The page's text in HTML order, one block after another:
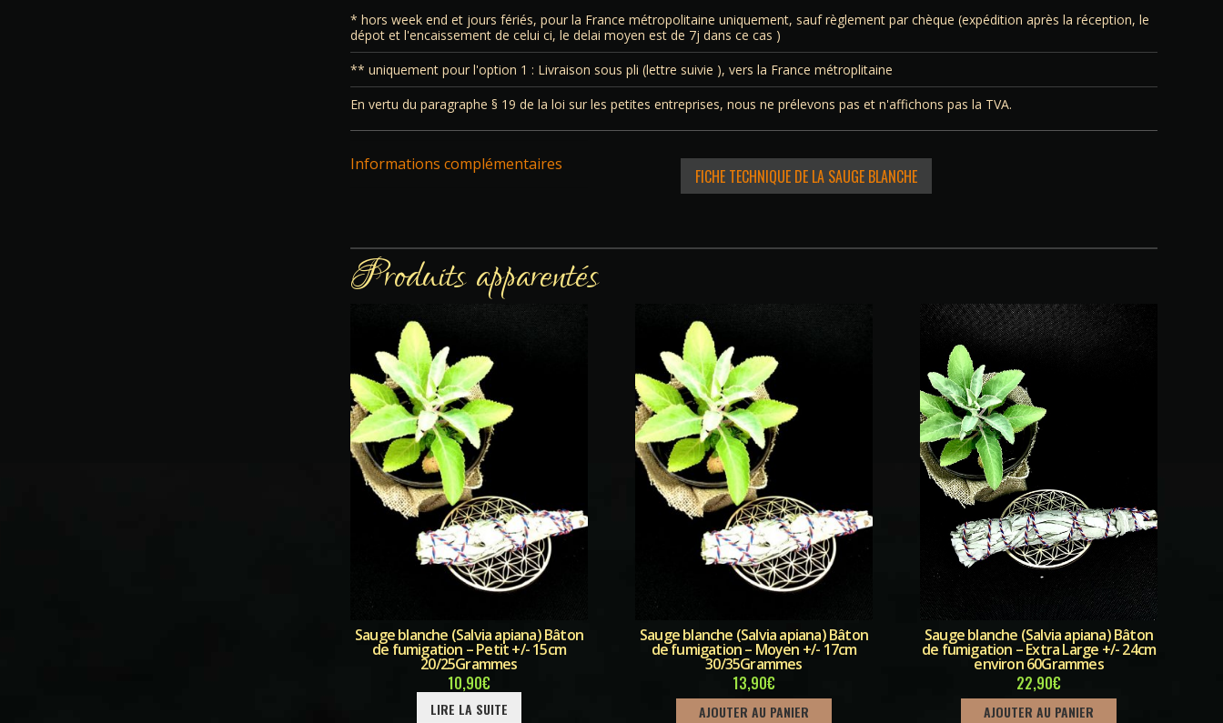
apiana)
Bâton
fumigation
Large
+/-
40/45Grammes
* hors week end et jours fériés, pour la France métropolitaine uniquement, sauf règlement par chèque (expédition après la réception, le
dépot et l'encaissement de celui ci, le delai moyen est de 7j dans ce cas )
** uniquement pour l'option 1 : Livraison sous pli (lettre suivie ), vers la France métroplitaine
En vertu du paragraphe § 19 de la loi sur les petites entreprises, nous ne prélevons pas et n'affichons pas la TVA.
Informations complémentaires
FICHE TECHNIQUE DE LA SAUGE BLANCHE
Produits apparentés
Sauge blanche (Salvia apiana) Bâton
de fumigation – Petit +/- 15cm
20/25Grammes
10,90€
LIRE LA SUITE
Sauge blanche (Salvia apiana) Bâton
de fumigation – Moyen +/- 17cm
30/35Grammes
13,90€
AJOUTER AU PANIER
Sauge blanche (Salvia apiana) Bâton
de fumigation – Extra Large +/- 24cm
environ 60Grammes
22,90€
AJOUTER AU PANIER